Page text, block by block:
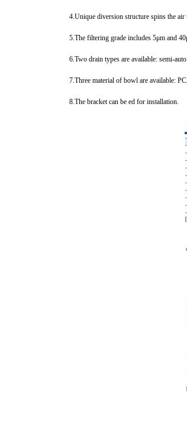
4.Unique diversion structure spins the
5.The filtering grade includes 5μm and
6.Two drain types are available: semi-
7.Three material of bowl are available:
8.The bracket can be ed for installation.